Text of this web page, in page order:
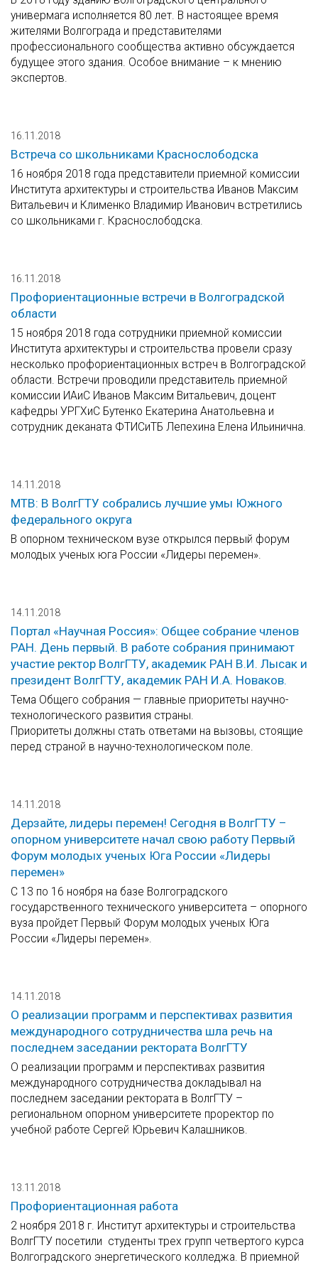
универмага исполняется 80 лет. В настоящее время
жителями Волгограда и представителями
профессионального сообщества активно обсуждается
будущее этого здания. Особое внимание – к мнению
экспертов.
16.11.2018
Встреча со школьниками Краснослободска
16 ноября 2018 года представители приемной комиссии
Института архитектуры и строительства Иванов Максим
Витальевич и Клименко Владимир Иванович встретились
со школьниками г. Краснослободска.
16.11.2018
Профориентационные встречи в Волгоградской
области
15 ноября 2018 года сотрудники приемной комиссии
Института архитектуры и строительства провели сразу
несколько профориентационных встреч в Волгоградской
области. Встречи проводили представитель приемной
комиссии ИАиС Иванов Максим Витальевич, доцент
кафедры УРГХиС Бутенко Екатерина Анатольевна и
сотрудник деканата ФТИСиТБ Лепехина Елена Ильинична.
14.11.2018
МТВ: В ВолгГТУ собрались лучшие умы Южного
федерального округа
В опорном техническом вузе открылся первый форум
молодых ученых юга России «Лидеры перемен».
14.11.2018
Портал «Научная Россия»: Общее собрание членов
РАН. День первый. В работе собрания принимают
участие ректор ВолгГТУ, академик РАН В.И. Лысак и
президент ВолгГТУ, академик РАН И.А. Новаков.
Тема Общего собрания — главные приоритеты научно-
технологического развития страны.
Приоритеты должны стать ответами на вызовы, стоящие
перед страной в научно-технологическом поле.
14.11.2018
Дерзайте, лидеры перемен! Сегодня в ВолгГТУ –
опорном университете начал свою работу Первый
Форум молодых ученых Юга России «Лидеры
перемен»
С 13 по 16 ноября на базе Волгоградского
государственного технического университета – опорного
вуза пройдет Первый Форум молодых ученых Юга
России «Лидеры перемен».
14.11.2018
О реализации программ и перспективах развития
международного сотрудничества шла речь на
последнем заседании ректората ВолгГТУ
О реализации программ и перспективах развития
международного сотрудничества докладывал на
последнем заседании ректората в ВолгГТУ –
региональном опорном университете проректор по
учебной работе Сергей Юрьевич Калашников.
13.11.2018
Профориентационная работа
2 ноября 2018 г. Институт архитектуры и строительства
ВолгГТУ посетили студенты трех групп четвертого курса
Волгоградского энергетического колледжа. В приемной